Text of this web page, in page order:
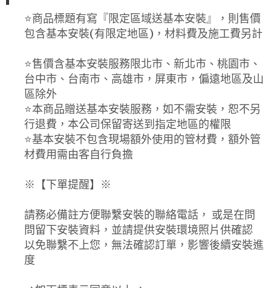
⭐️商品標題有寫『限定區域送基本安裝』，則售價
包含基本安裝(有限定地區)，材料費及施工費另計
⭐️售價含基本安裝服務限北市、新北市、桃園市、
台中市、台南市、高雄市，屏東市，偏遠地區及山
區除外
⭐️本商品贈送基本安裝服務，如不需安裝，恕不另
行退費，本公司保留寄送到指定地區的權限
⭐️基本安裝不包含現場額外使用的管材費，額外管
材費用需由客自行負擔
※【下單提醒】※
請務必備註方便聯繫安裝的聯絡電話， 或是在問
問留下安裝資料，並請提供安裝環境照片供確認
以免聯繫不上您，無法確認訂單，影響後續安裝進
度